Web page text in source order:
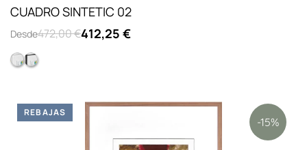
CUADRO SINTETIC 02
Desde472,00 €412,25 €
Marco Pirámide Cristal Blanco
Marco Pirámide Cristal Negro
-15%
REBAJAS